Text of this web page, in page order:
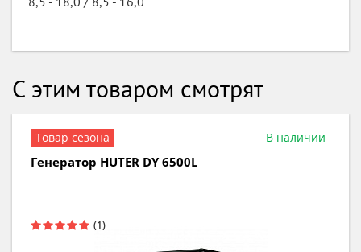
С этим товаром смотрят
В наличии
Генератор бензиновый HUTER DY 3000L